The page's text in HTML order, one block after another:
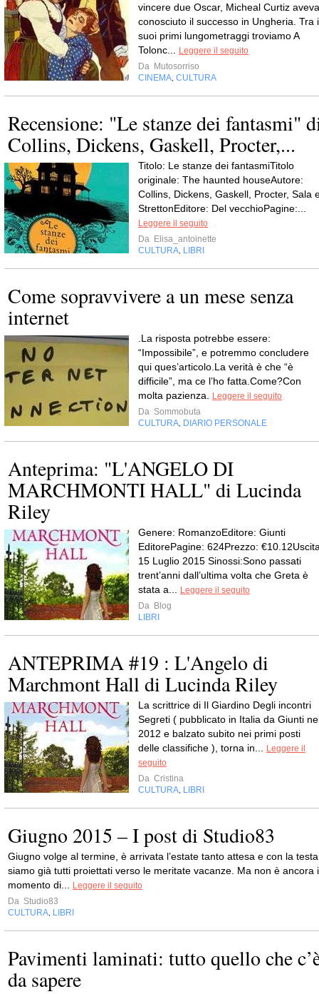
vincere due Oscar, Micheal Curtiz aveva
conosciuto il successo in Ungheria. Tra i
suoi primi lungometraggi troviamo A
Tolonc...
Leggere il seguito
Da Mutosorriso
CINEMA CULTURA
Recensione: "Le stanze dei fantasmi"
Collins, Dickens, Gaskell, Procter,...
Titolo: Le stanze dei fantasmiTitolo
originale: The haunted houseAutore:
Collins, Dickens, Gaskell, Procter, Sala
StrettonEditore: Del vecchioPagine:...
Leggere il seguito
Da Elisa_antoinette
CULTURA LIBRI
Come sopravvivere a un mese senza
internet
.La risposta potrebbe essere:
“Impossibile”, e potremmo concludere
qui ques’articolo.La verità è che “è
difficile”, ma ce l’ho fatta.Come?Con
molta pazienza.
Leggere il seguito
Da Sommobuta
CULTURA DIARIO PERSONALE
Anteprima: "L'ANGELO DI
MARCHMONTI HALL" di Lucinda
Riley
Genere: RomanzoEditore: Giunti
EditorePagine: 624Prezzo:
15 Luglio 2015 Sinossi:Sono passati
trent’anni dall’ultima volta che Greta è
stata a...
Leggere il seguito
Da Blog
LIBRI
ANTEPRIMA #19 : L'Angelo di
Marchmont Hall di Lucinda Riley
La scrittrice di Il Giardino Degli incontri
Segreti ( pubblicato in Italia da Giunti
2012 e balzato subito nei primi posti
delle classifiche ), torna in...
Leggere il
seguito
Da Cristina
CULTURA LIBRI
Giugno 2015 – I post di Studio83
Giugno volge al termine, è arrivata l’estate tanto attesa e con la testa
siamo già tutti proiettati verso le meritate vacanze. Ma non è ancora
momento di...
Leggere il seguito
Da Studio83
CULTURA LIBRI
Pavimenti laminati: tutto quello che
da sapere